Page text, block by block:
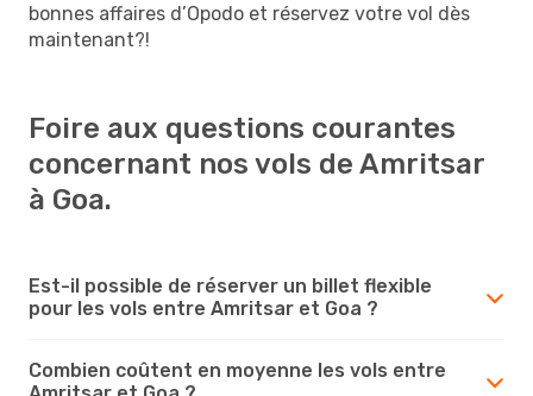
bonnes affaires d’Opodo et réservez votre vol dès
maintenant?!
Foire aux questions courantes
concernant nos vols de Amritsar
à Goa.
Est-il possible de réserver un billet flexible
pour les vols entre Amritsar et Goa ?
Combien coûtent en moyenne les vols entre